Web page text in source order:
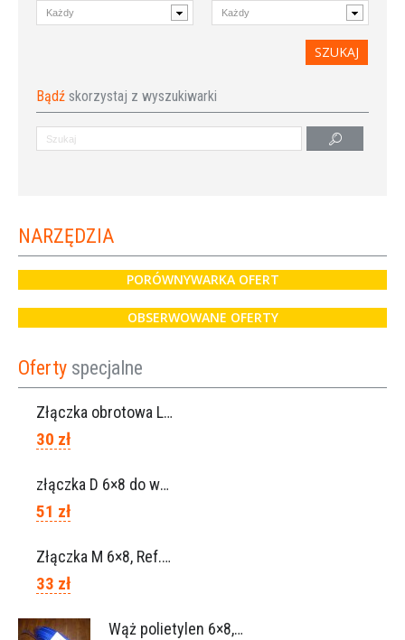
Bądź skorzystaj z wyszukiwarki
NARZĘDZIA
PORÓWNYWARKA OFERT
OBSERWOWANE OFERTY
Oferty specjalne
Złączka obrotowa Lisam do węża 6×8 / Ref. 0160.0100
30 zł
złączka D 6×8 do węża, Ref. 0113.0106
51 zł
Złączka M 6×8, Ref. 0115.0102
33 zł
Wąż polietylen 6×8, Ref.0120.0203